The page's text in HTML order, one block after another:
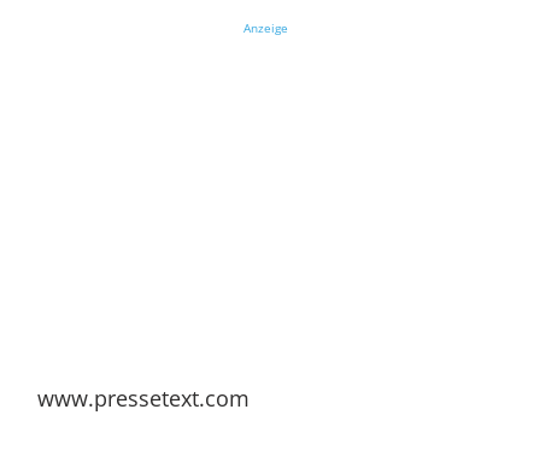
Anzeige
www.pressetext.com